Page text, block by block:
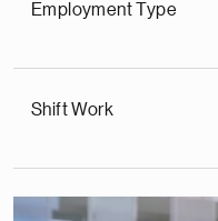
Employment Type
Shift Work